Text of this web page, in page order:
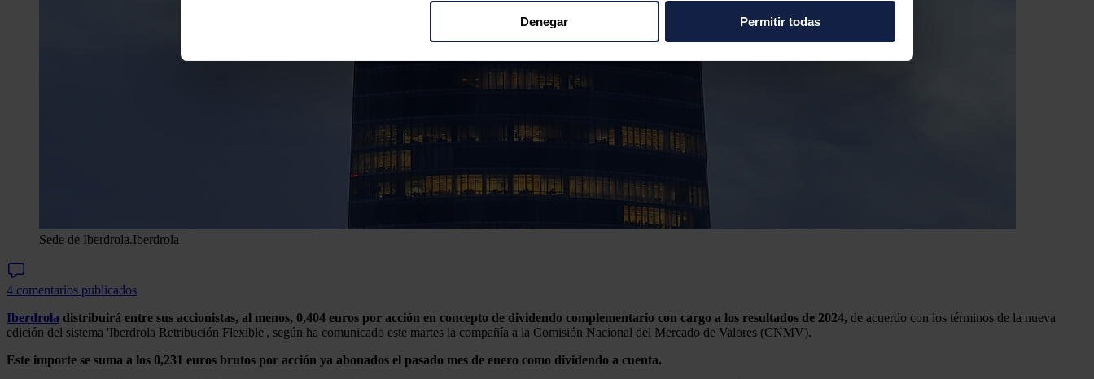
Las cookies de este sitio web se usan para personalizar el contenido y los anuncios, ofrecer funciones de redes sociales
redes sociales, publicidad y análisis web, quienes pueden combinarla con otra información que les haya proporcionado o
que hayan recopilado a partir del uso que haya hecho de sus servicios.
Denegar Permitir todas
Sede de Iberdrola.Iberdrola
4 comentarios publicados
Iberdrola distribuirá entre sus accionistas, al menos, 0,404 euros por acción en concepto de dividendo complementario con cargo a los resultados de 2024, de acuerdo con los términos de la nueva
edición del sistema 'Iberdrola Retribución Flexible', según ha comunicado este martes la compañía a la Comisión Nacional del Mercado de Valores (CNMV).
Este importe se suma a los 0,231 euros brutos por acción ya abonados el pasado mes de enero como dividendo a cuenta.